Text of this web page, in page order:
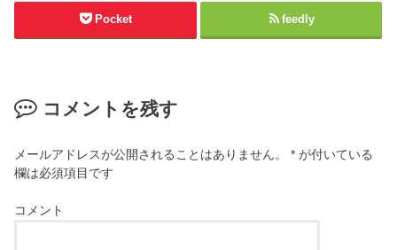
Pocket feedly
コメントを残す
メールアドレスが公開されることはありません。 * が付いている
欄は必須項目です
コメント